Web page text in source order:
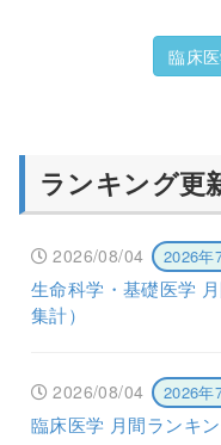
臨床
ランキング更
2026/08/04 2026年
生命科学・基礎医学
集計）
2026/08/04 2026年
臨床医学 月間ランキ